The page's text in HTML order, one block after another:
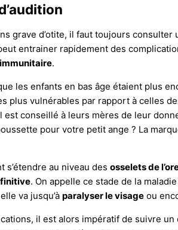
grave d’otite, il faut toujours consulter
entrainer rapidement des
.
les enfants en bas âge étaient plus
plus vulnérables par rapport à celles
est conseillé à leurs mères de leur
pour votre petit ange ? La
s’étendre au niveau des osselets de
. On appelle ce stade de la maladie
va jusqu’à paralyser le visage ou
il est alors impératif de suivre